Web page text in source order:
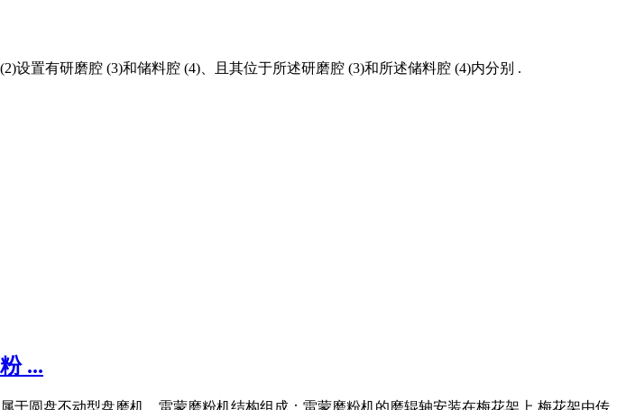
设置有研磨腔 (3)和储料腔 (4)、且其位于所述研磨腔 (3)和所述储料腔 (4)内分别 .
...
于圆盘不动型盘磨机。雷蒙磨粉机结构组成：雷蒙磨粉机的磨辊轴安装在梅花架上,梅花架由传